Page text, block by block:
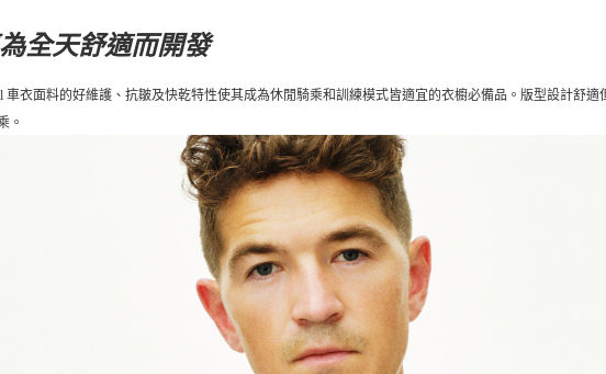
全天舒適而開發
車衣面料的好維護、抗皺及快乾特性使其成為休閒騎乘和訓練模式皆適宜的衣櫥必備品。版型設計舒
。